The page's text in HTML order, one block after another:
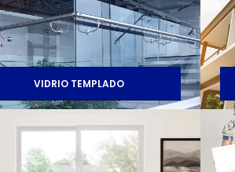
VIDRIO TEMPLADO